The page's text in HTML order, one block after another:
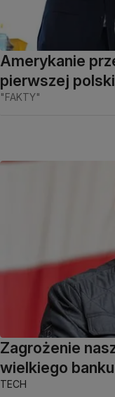
Amerykanie
pierwszej
"FAKTY"
Zagrożenie
wielkiego
TECH